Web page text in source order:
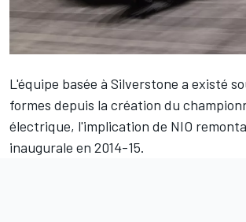
L'équipe basée à Silverstone a existé
formes depuis la création du
électrique, l'implication de NIO
inaugurale en 2014-15.